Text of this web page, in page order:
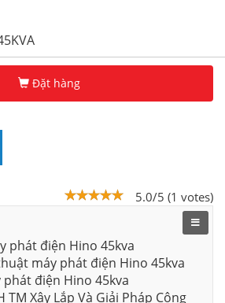
Đặt hàng
5.0/5 (1 votes)
phát điện Hino 45kva
máy phát điện Hino 45kva
phát điện Hino 45kva
TM Xây Lắp Và Giải Pháp Công